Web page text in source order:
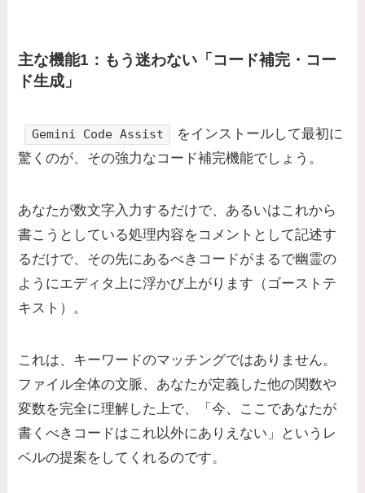
主な機能1：もう迷わない「コード補完・コー
ド生成」
Gemini Code Assist
をインストールして最初に
驚くのが、その強力なコード補完機能でしょう。
あなたが数文字入力するだけで、あるいはこれから
書こうとしている処理内容をコメントとして記述す
るだけで、その先にあるべきコードがまるで幽霊の
ようにエディタ上に浮かび上がります（ゴーストテ
キスト）。
これは、キーワードのマッチングではありません。
ファイル全体の文脈、あなたが定義した他の関数や
変数を完全に理解した上で、「今、ここであなたが
書くべきコードはこれ以外にありえない」というレ
ベルの提案をしてくれるのです。